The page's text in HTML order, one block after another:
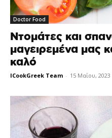
Doctor Food
Ντομάτες και
μαγειρεμένα μας
καλό
ICookGreek Team - 15 Μαΐου, 2023